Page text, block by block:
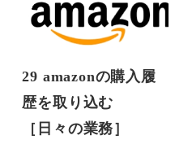
29 amazonの購入履
歴を取り込む
［日々の業務］